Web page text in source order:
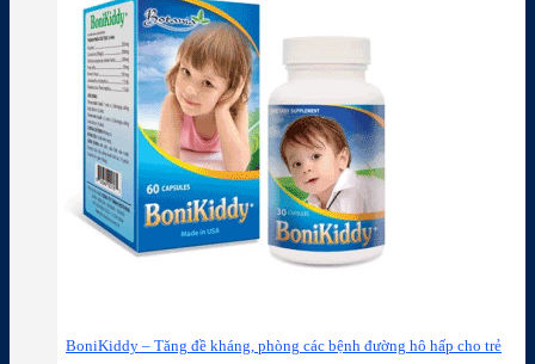
BoniKiddy – Tăng đề kháng, phòng các bệnh đường hô hấp cho trẻ